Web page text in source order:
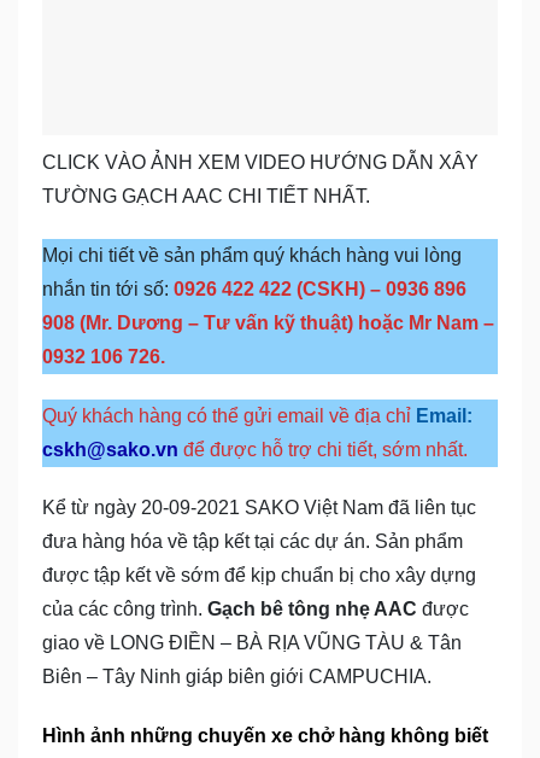
CLICK VÀO ẢNH XEM VIDEO HƯỚNG DẪN XÂY
TƯỜNG GẠCH AAC CHI TIẾT NHẤT.
Mọi chi tiết về sản phẩm quý khách hàng vui lòng
nhắn tin tới số: 0926 422 422 (CSKH) – 0936 896
908 (Mr. Dương – Tư vấn kỹ thuật) hoặc Mr Nam –
0932 106 726.
Quý khách hàng có thể gửi email về địa chỉ Email:
cskh@sako.vn để được hỗ trợ chi tiết, sớm nhất.
Kể từ ngày 20-09-2021 SAKO Việt Nam đã liên tục
đưa hàng hóa về tập kết tại các dự án. Sản phẩm
được tập kết về sớm để kịp chuẩn bị cho xây dựng
của các công trình. Gạch bê tông nhẹ AAC được
giao về LONG ĐIỀN – BÀ RỊA VŨNG TÀU & Tân
Biên – Tây Ninh giáp biên giới CAMPUCHIA.
Hình ảnh những chuyến xe chở hàng không biết